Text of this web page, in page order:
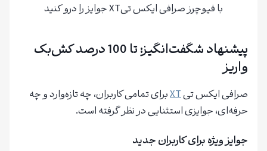
با فیوچرز صرافی ایکس تیXT جوایز را درو کنید
پیشنهاد شگفت‌انگیز: تا 100 درصد کش‌بک
واریز
صرافی ایکس تیXTبرای تمامی کاربران، چه تازه‌وارد و چه
حرفه‌ای، جوایزی استثنایی در نظر گرفته است.
جوایز ویژه برای کاربران جدید